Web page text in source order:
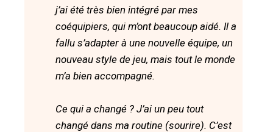
j’ai été très bien intégré par mes
coéquipiers, qui m’ont beaucoup aidé. Il a
fallu s’adapter à une nouvelle équipe, un
nouveau style de jeu, mais tout le monde
m’a bien accompagné.
Ce qui a changé ? J’ai un peu tout
changé dans ma routine (sourire). C’est